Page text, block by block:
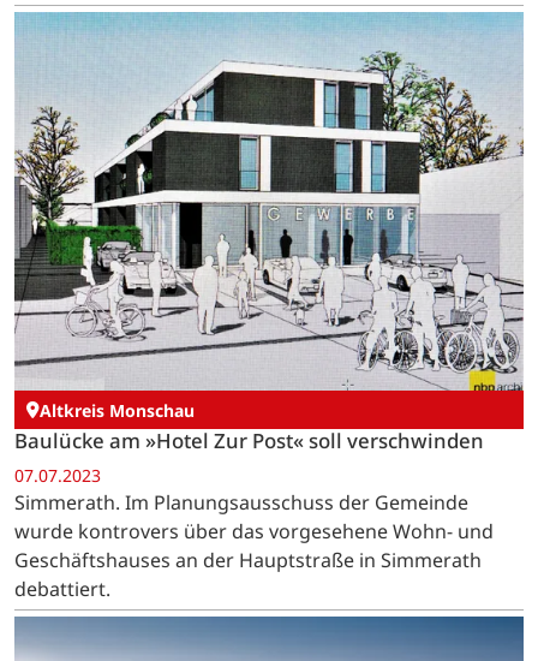
Altkreis Monschau
Baulücke am »Hotel Zur Post« soll verschwinden
07.07.2023
Simmerath. Im Planungsausschuss der Gemeinde
wurde kontrovers über das vorgesehene Wohn- und
Geschäftshauses an der Hauptstraße in Simmerath
debattiert.